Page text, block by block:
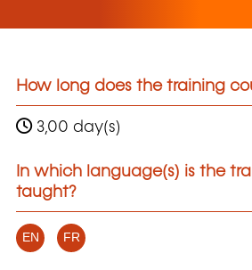
How long does the training
3,00 day(s)
In which language(s) is the
taught?
EN FR